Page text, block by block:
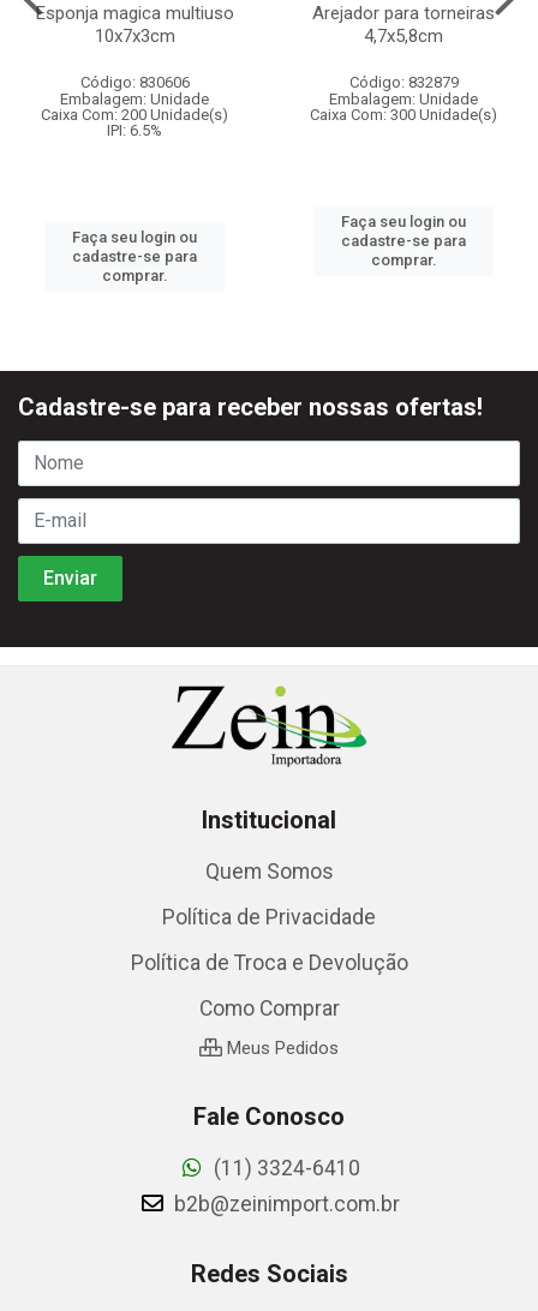
Esponja magica multiuso
10x7x3cm
Código: 830606
Embalagem: Unidade
Caixa Com: 200 Unidade(s)
IPI: 6.5%
Faça seu login ou
cadastre-se para
comprar.
Arejador para torneiras
4,7x5,8cm
Código: 832879
Embalagem: Unidade
Caixa Com: 300 Unidade(s)
Faça seu login ou
cadastre-se para
comprar.
Cadastre-se para receber nossas ofertas!
Institucional
Quem Somos
Política de Privacidade
Política de Troca e Devolução
Como Comprar
Meus Pedidos
Fale Conosco
(11) 3324-6410
b2b@zeinimport.com.br
Redes Sociais